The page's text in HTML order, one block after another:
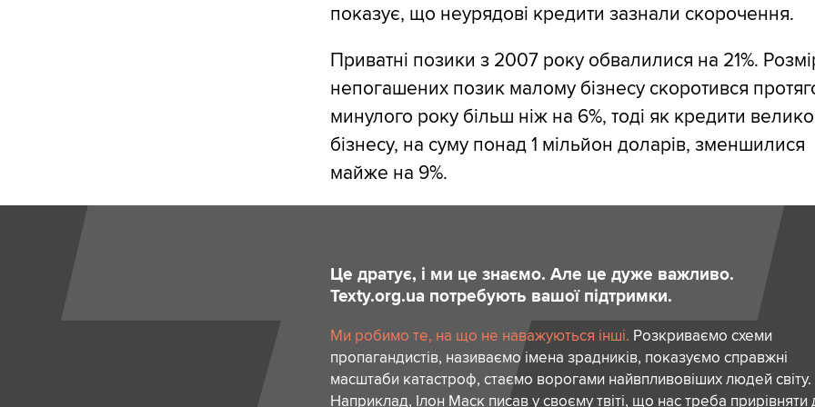
показує, що неурядові кредити зазнали скорочення.
Приватні позики з 2007 року обвалилися на 21%.
непогашених позик малому бізнесу скоротився
минулого року більш ніж на 6%, тоді як кредити
бізнесу, на суму понад 1 мільйон доларів, зменшилися
майже на 9%.
Це дратує, і ми це знаємо. Але це дуже важливо.
Texty.org.ua потребують вашої підтримки.
Ми робимо те, на що не наважуються інші. Розкриваємо схеми
пропагандистів, називаємо імена зрадників, показуємо справжні
масштаби катастроф, стаємо ворогами найвпливовіших людей світу.
Наприклад, Ілон Маск писав у своєму твіті, що нас треба прирівняти